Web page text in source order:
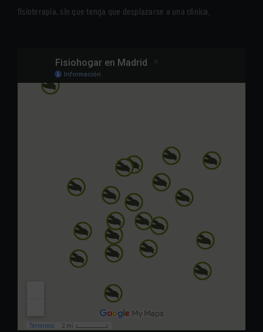
fisioterapia, sin que tenga que desplazarse a una clínica.